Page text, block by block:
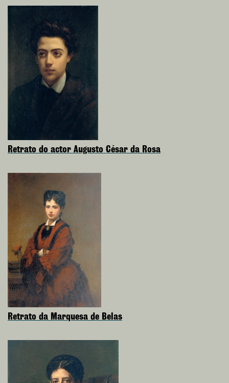
Retrato do actor Augusto César da Rosa
Retrato da Marquesa de Belas